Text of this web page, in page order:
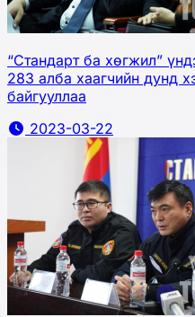
“Стандарт ба хөгжил”
283 алба хаагчийн дунд
байгууллаа
2023-03-22